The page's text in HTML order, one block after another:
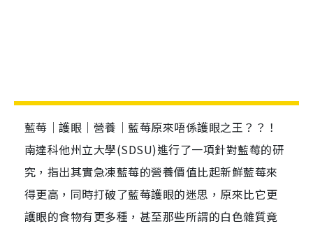
藍莓｜護眼｜營養｜藍莓原來唔係護眼之王？？！
南達科他州立大學(SDSU)進行了一項針對藍莓的研
究，指出其實急凍藍莓的營養價值比起新鮮藍莓來
得更高，同時打破了藍莓護眼的迷思，原來比它更
護眼的食物有更多種，甚至那些所謂的白色雜質竟